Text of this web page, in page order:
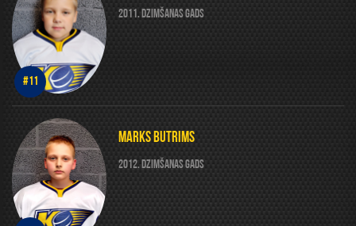
#11
2011. DZIMŠANAS GADS
MARKS BUTRIMS
2012. DZIMŠANAS GADS